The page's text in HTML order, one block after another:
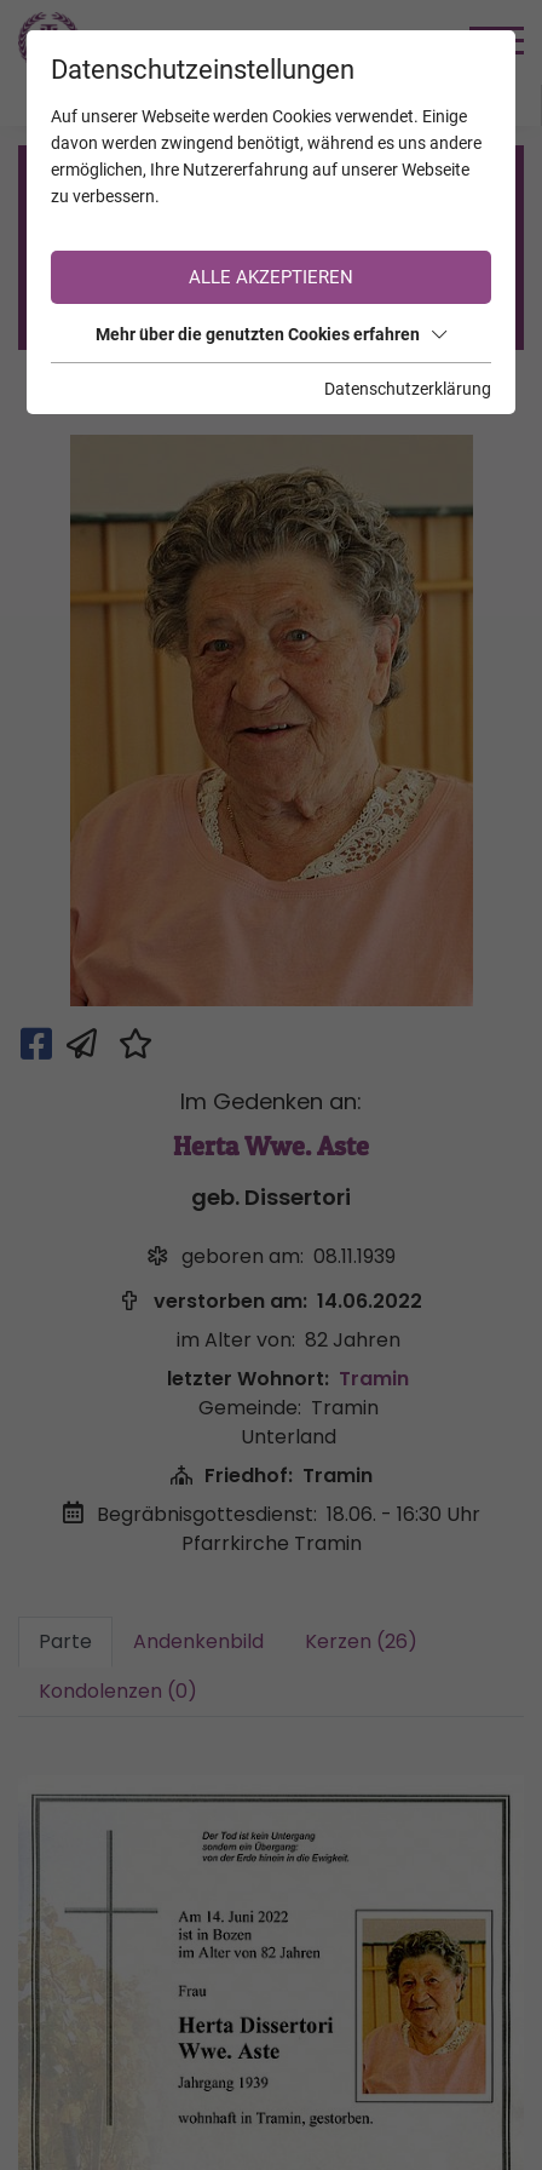
Registrierung auf TrauerHilfe.it
Sie sind noch nicht auf TrauerHilfe.it registriert?
>> zur kostenlosen Registrierung <<
Im Gedenken an:
Herta Wwe. Aste
geb. Dissertori
geboren am: 08.11.1939
verstorben am: 14.06.2022
im Alter von: 82 Jahren
letzter Wohnort: Tramin
Gemeinde: Tramin
Unterland
Friedhof: Tramin
Begräbnisgottesdienst: 18.06. - 16:30 Uhr
Pfarrkirche Tramin
Parte Andenkenbild
Kerzen (26)
Kondolenzen (0)
Datenschutzeinstellungen
Auf unserer Webseite werden Cookies verwendet. Einige
davon werden zwingend benötigt, während es uns andere
ermöglichen, Ihre Nutzererfahrung auf unserer Webseite
zu verbessern.
ALLE AKZEPTIEREN
Mehr über die genutzten Cookies erfahren
Datenschutzerklärung
JAHRESTAGE KALENDER VERSTORBENE